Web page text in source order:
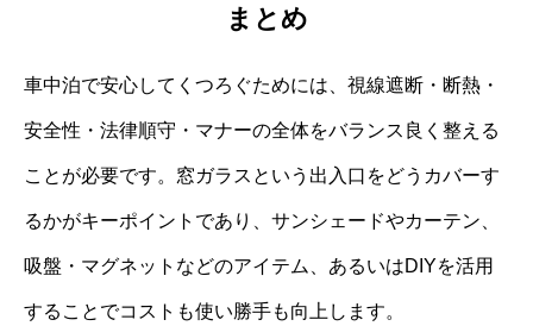
まとめ
車中泊で安心してくつろぐためには、視線遮断・断熱・
安全性・法律順守・マナーの全体をバランス良く整える
ことが必要です。窓ガラスという出入口をどうカバーす
るかがキーポイントであり、サンシェードやカーテン、
吸盤・マグネットなどのアイテム、あるいはDIYを活用
することでコストも使い勝手も向上します。